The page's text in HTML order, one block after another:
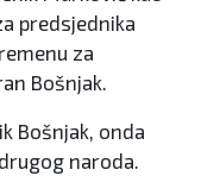
predsjednika
za
Bošnjak.
Bošnjak, onda
naroda.